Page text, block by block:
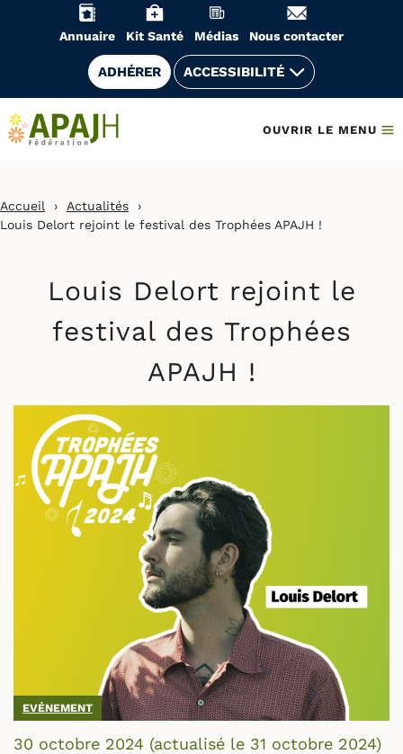
Annuaire Kit Santé Médias Nous contacter
ADHÉRER ACCESSIBILITÉ
OUVRIR LE MENU
Accueil › Actualités
›
Louis Delort rejoint le festival des Trophées APAJH !
Louis Delort rejoint le
festival des Trophées
APAJH !
EVÉNEMENT
30 octobre 2024 (actualisé le 31 octobre 2024)